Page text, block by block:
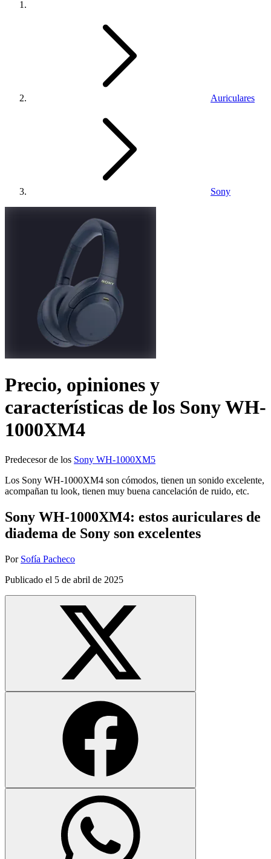
Auriculares
Sony
Precio, opiniones y
características de los Sony WH-
1000XM4
Predecesor de los Sony WH-1000XM5
Los Sony WH-1000XM4 son cómodos, tienen un sonido excelente,
acompañan tu look, tienen muy buena cancelación de ruido, etc.
Sony WH-1000XM4: estos auriculares de
diadema de Sony son excelentes
Por Sofía Pacheco
Publicado el 5 de abril de 2025